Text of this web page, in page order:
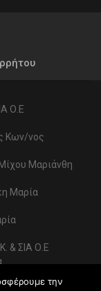
Ο.Ε
Κων/νος
Μαριάνθη
Μαρία
& ΣΙΑ Ο.Ε
την